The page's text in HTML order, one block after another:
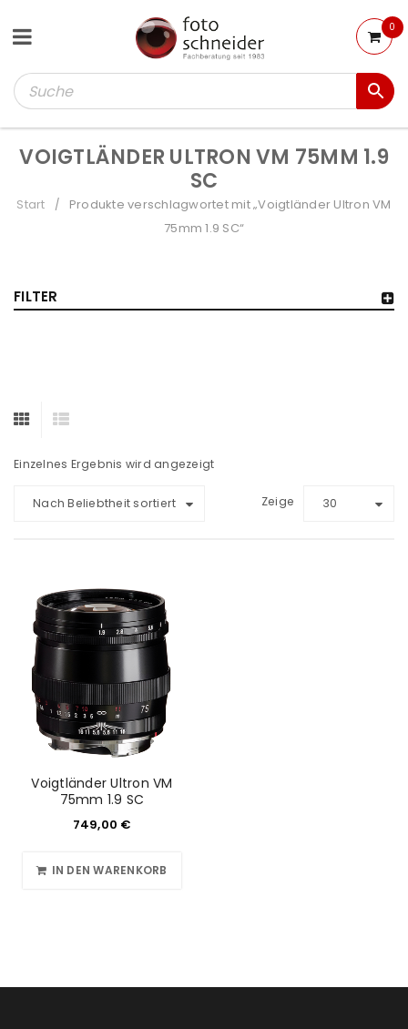
0
VOIGTLÄNDER ULTRON VM 75MM 1.9
SC
Start /
Produkte verschlagwortet mit „Voigtländer Ultron VM
75mm 1.9 SC“
FILTER
Einzelnes Ergebnis wird angezeigt
Nach Beliebtheit sortiert Zeige 30
Voigtländer Ultron VM
75mm 1.9 SC
749,00 €
IN DEN WARENKORB